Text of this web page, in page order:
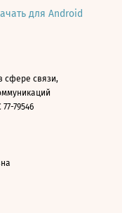
для Android
сфере связи,
79546